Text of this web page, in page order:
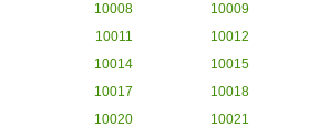
10008
10009
10011
10012
10014
10015
10017
10018
10020
10021